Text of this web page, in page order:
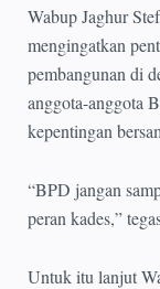
Wabup Jaghur
mengingatkan
pembangunan di
anggota-anggota
kepentingan
“BPD jangan
peran kades,”
Untuk itu lanjut